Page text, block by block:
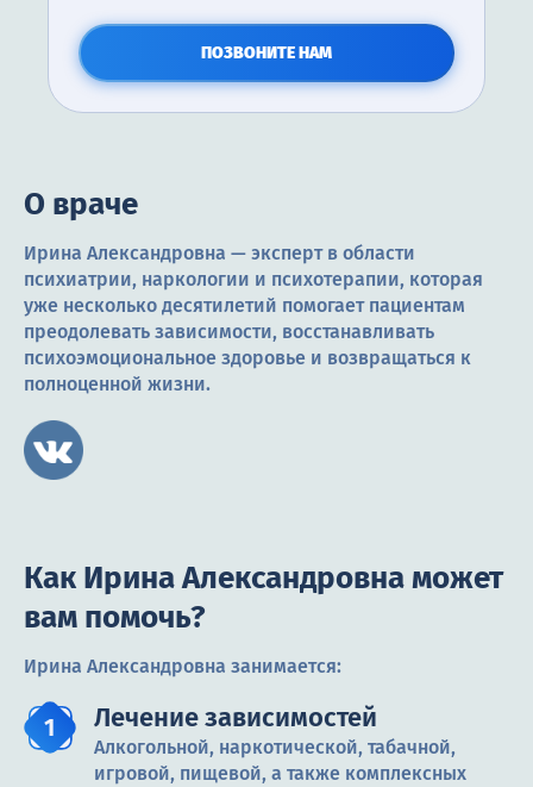
ПОЗВОНИТЕ НАМ
О враче
Ирина Александровна — эксперт в области
психиатрии, наркологии и психотерапии, которая
уже несколько десятилетий помогает пациентам
преодолевать зависимости, восстанавливать
психоэмоциональное здоровье и возвращаться к
полноценной жизни.
Как Ирина Александровна может
вам помочь?
Ирина Александровна занимается:
Лечение зависимостей
Алкогольной, наркотической, табачной,
игровой, пищевой, а также комплексных